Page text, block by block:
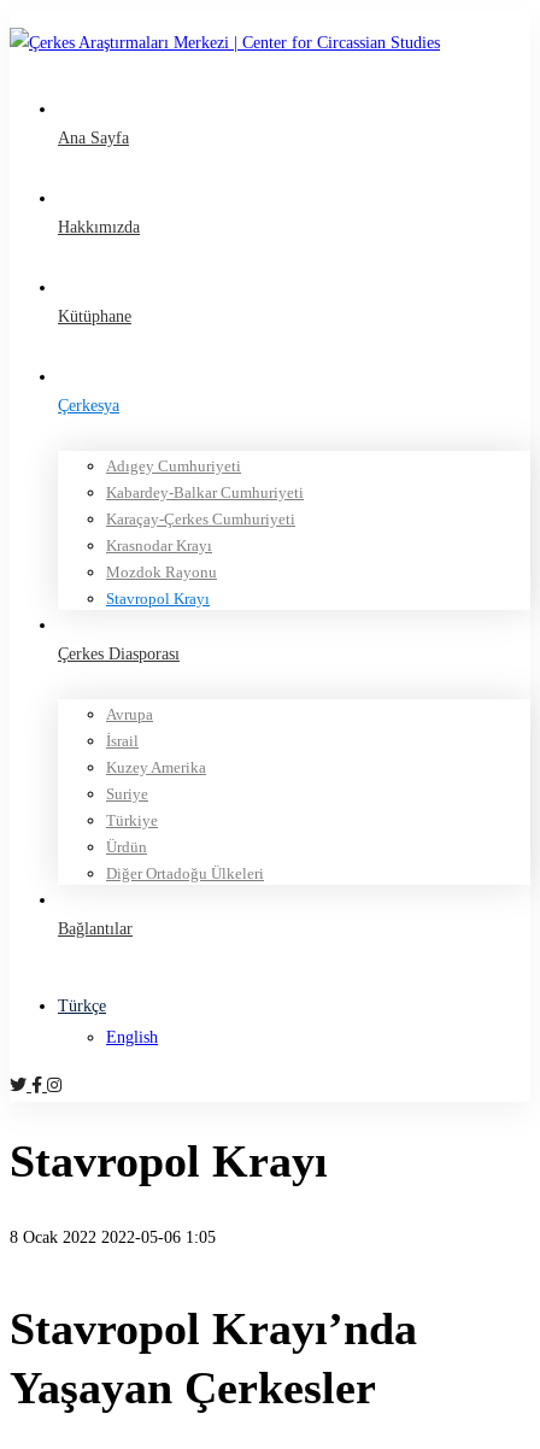
Ana Sayfa
Hakkımızda
Kütüphane
Çerkesya
Adıgey Cumhuriyeti
Kabardey-Balkar Cumhuriyeti
Karaçay-Çerkes Cumhuriyeti
Krasnodar Krayı
Mozdok Rayonu
Stavropol Krayı
Çerkes Diasporası
Avrupa
İsrail
Kuzey Amerika
Suriye
Türkiye
Ürdün
Diğer Ortadoğu Ülkeleri
Bağlantılar
Türkçe
English
Stavropol Krayı
8 Ocak 2022 2022-05-06 1:05
Stavropol
Krayı
Stavropol Krayı’nda
Yaşayan Çerkesler